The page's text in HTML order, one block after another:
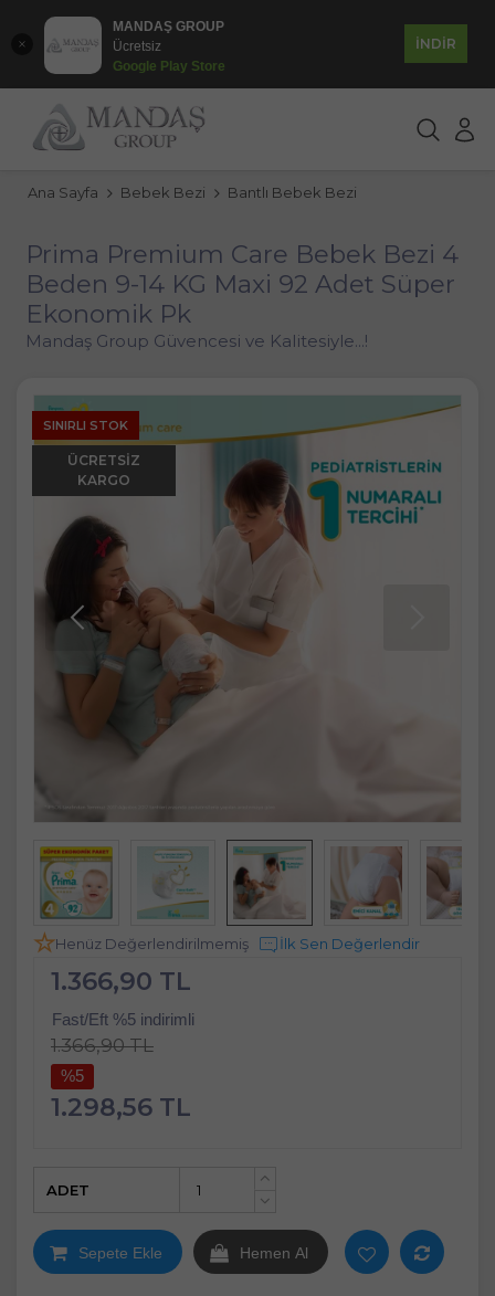
MANDAŞ GROUP
Ücretsiz
Google Play Store
İNDİR
Ana Sayfa Bebek Bezi Bantlı Bebek Bezi
Prima Premium Care Bebek Bezi 4
Beden 9-14 KG Maxi 92 Adet Süper
Ekonomik Pk
Mandaş Group Güvencesi ve Kalitesiyle...!
SINIRLI STOK
ÜCRETSIZ
KARGO
Henüz Değerlendirilmemiş İlk Sen Değerlendir
1.366,90 TL
Fast/Eft %5 indirimli
1.366,90 TL
%5
1.298,56 TL
+
ADET
Sepete Ekle Hemen Al